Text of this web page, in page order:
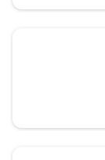
einladen.